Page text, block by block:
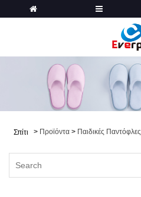
Σπίτι > Προϊόντα > Παιδικές Παντόφλες